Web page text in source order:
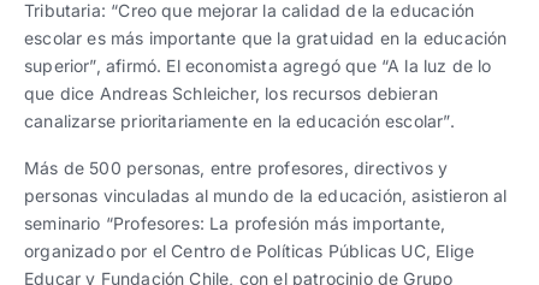
Tributaria: “Creo que mejorar la calidad de la educación
escolar es más importante que la gratuidad en la educación
superior”, afirmó. El economista agregó que “A la luz de lo
que dice Andreas Schleicher, los recursos debieran
canalizarse prioritariamente en la educación escolar”.
Más de 500 personas, entre profesores, directivos y
personas vinculadas al mundo de la educación, asistieron al
seminario “Profesores: La profesión más importante,
organizado por el Centro de Políticas Públicas UC, Elige
Educar y Fundación Chile, con el patrocinio de Grupo